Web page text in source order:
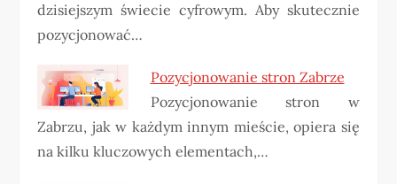
dzisiejszym świecie cyfrowym. Aby skutecznie
pozycjonować…
Pozycjonowanie stron Zabrze
Pozycjonowanie stron w
Zabrzu, jak w każdym innym mieście, opiera się
na kilku kluczowych elementach,…